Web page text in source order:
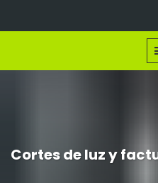
Cortes de luz y